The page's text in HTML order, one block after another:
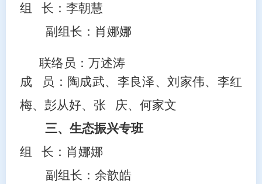
组
长：李朝慧
副组长：肖娜娜
联络员 ： 万述涛
成
员：陶成武、李良泽、刘家伟、李红
梅、彭从好、张
庆、何家文
三、生态振兴专班
组
长：肖娜娜
副组长：余歆皓